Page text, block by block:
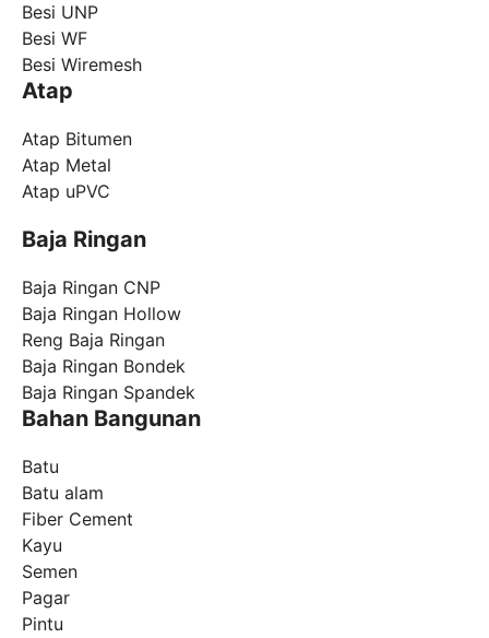
Besi UNP
Besi WF
Besi Wiremesh
Atap
Atap Bitumen
Atap Metal
Atap uPVC
Baja Ringan
Baja Ringan CNP
Baja Ringan Hollow
Reng Baja Ringan
Baja Ringan Bondek
Baja Ringan Spandek
Bahan Bangunan
Batu
Batu alam
Fiber Cement
Kayu
Semen
Pagar
Pintu